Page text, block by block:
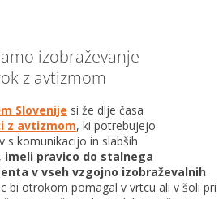
izobraževanje
z avtizmom
Slovenije si že dlje časa
z avtizmom, ki potrebujejo
s komunikacijo in slabših
imeli pravico do stalnega
v vseh vzgojno izobraževalnih
bi otrokom pomagal v vrtcu ali v šoli pri